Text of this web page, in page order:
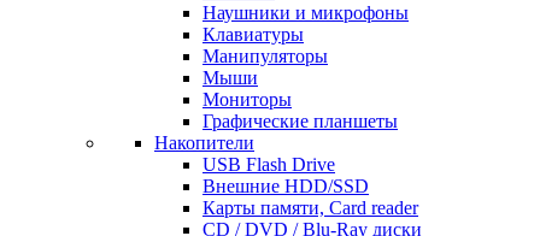
Наушники и микрофоны
Клавиатуры
Манипуляторы
Мыши
Мониторы
Графические планшеты
Накопители
USB Flash Drive
Внешние HDD/SSD
Карты памяти, Card reader
CD / DVD / Blu-Ray диски